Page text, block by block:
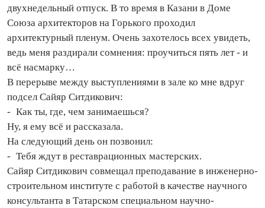
двухнедельный отпуск. В то время в Казани в Доме
Союза архитекторов на Горького проходил
архитектурный пленум. Очень захотелось всех увидеть,
ведь меня раздирали сомнения: проучиться пять лет - и
всё насмарку…
В перерыве между выступлениями в зале ко мне вдруг
подсел Сайяр Ситдикович:
- Как ты, где, чем занимаешься?
Ну, я ему всё и рассказала.
На следующий день он позвонил:
- Тебя ждут в реставрационных мастерских.
Сайяр Ситдикович совмещал преподавание в инженерно-
строительном институте с работой в качестве научного
консультанта в Татарском специальном научно-